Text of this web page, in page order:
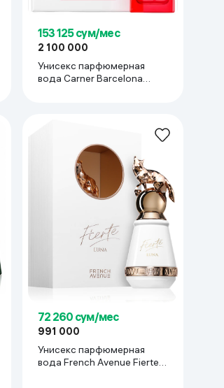
153 125 сум/мес
2 100 000
Унисекс парфюмерная
вода Carner Barcelona
72 260 сум/мес
991 000
Унисекс парфюмерная
вода French Avenue Fierte